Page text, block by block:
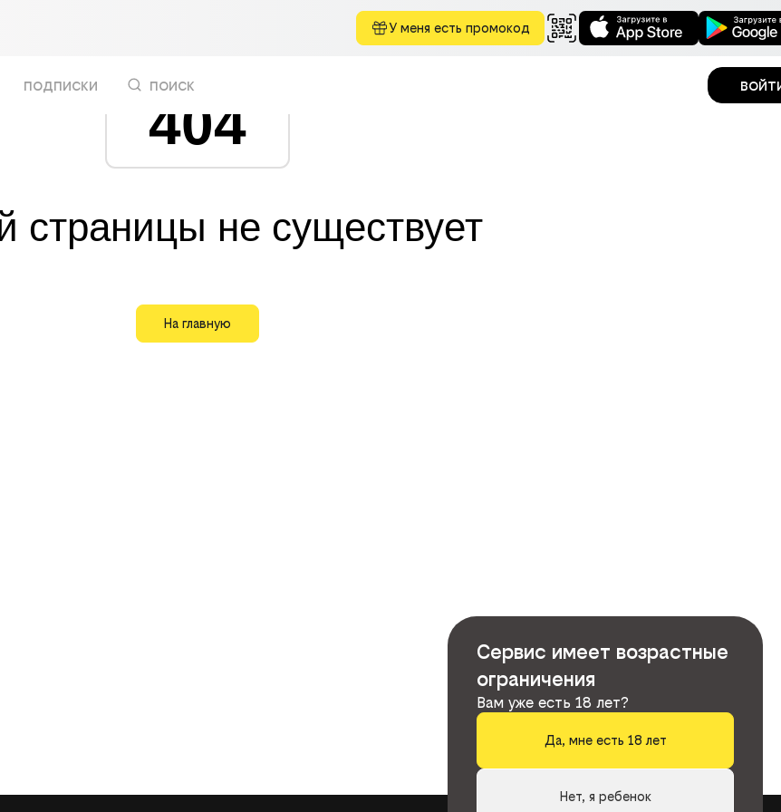
У меня есть промокод
подписки поиск
404
страницы не существует
На главную
Сервис имеет возрастные
ограничения
Вам уже есть 18 лет?
Да, мне есть 18 лет
Нет, я ребенок